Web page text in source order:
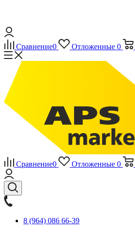
Сравнение0 Отложенные 0
Сравнение0 Отложенные 0
8 (964) 086 66-39